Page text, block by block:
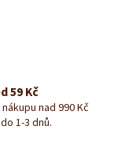
59 Kč
nákupu nad 990 Kč
1-3 dnů.